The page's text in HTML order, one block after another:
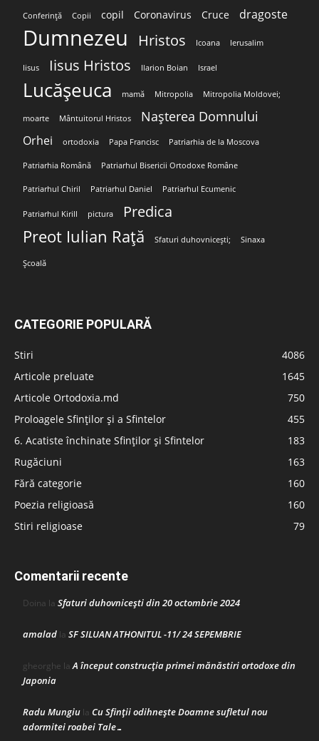
Conferință Copii copil Coronavirus Cruce dragoste
Dumnezeu Hristos Icoana Ierusalim
Iisus Iisus Hristos Ilarion Boian Israel
Lucășeuca mamă Mitropolia Mitropolia Moldovei;
moarte Mântuitorul Hristos Nașterea Domnului
Orhei ortodoxia Papa Francisc Patriarhia de la Moscova
Patriarhia Română Patriarhul Bisericii Ortodoxe Române
Patriarhul Chiril Patriarhul Daniel Patriarhul Ecumenic
Patriarhul Kirill pictura Predica
Preot Iulian Rață Sfaturi duhovnicești; Sinaxa
Școală
CATEGORIE POPULARĂ
Stiri
4086
Articole preluate
1645
Articole Ortodoxia.md
750
Proloagele Sfinților și a Sfintelor
455
6. Acatiste închinate Sfinților și Sfintelor
183
Rugăciuni
163
Fără categorie
160
Poezia religioasă
160
Stiri religioase
79
Comentarii recente
Doina la Sfaturi duhovnicești din 20 octombrie 2024
amalad la SF SILUAN ATHONITUL -11/ 24 SEPEMBRIE
gheorghe laA început construcţia primei mănăstiri ortodoxe din
Japonia
Radu Mungiu la Cu Sfinții odihnește Doamne sufletul nou
adormitei roabei Tale…